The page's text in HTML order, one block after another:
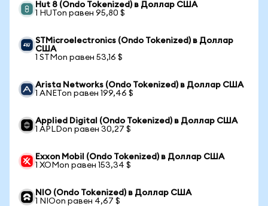
Hut 8 (Ondo Tokenized) в Доллар США
1 HUTon равен 95,80 $
STMicroelectronics (Ondo Tokenized) в Доллар
США
1 STMon равен 53,16 $
Arista Networks (Ondo Tokenized) в Доллар США
1 ANETon равен 199,46 $
Applied Digital (Ondo Tokenized) в Доллар США
1 APLDon равен 30,27 $
Exxon Mobil (Ondo Tokenized) в Доллар США
1 XOMon равен 153,34 $
NIO (Ondo Tokenized) в Доллар США
1 NIOon равен 4,67 $